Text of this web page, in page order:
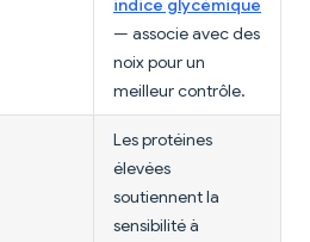
indice glycémique
— associe avec des
noix pour un
meilleur contrôle.
Les protéines
élevées
soutiennent la
sensibilité à